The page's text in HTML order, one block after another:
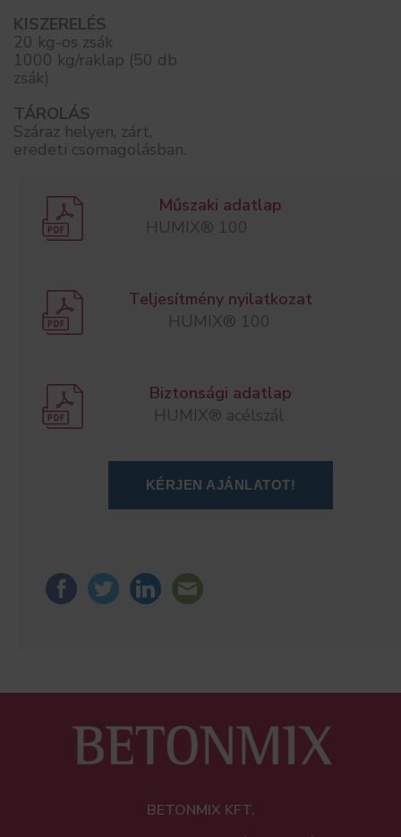
KISZERELÉS
20 kg-os zsák
1000 kg/raklap (50 db
zsák)
TÁROLÁS
Száraz helyen, zárt,
eredeti csomagolásban.
Műszaki adatlap
HUMIX® 100
Teljesítmény nyilatkozat
HUMIX® 100
Biztonsági adatlap
HUMIX® acélszál
KÉRJEN AJÁNLATOT!
BETONMIX KFT.